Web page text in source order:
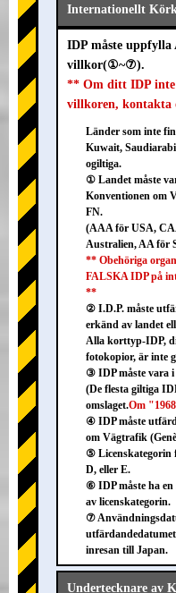
Internationellt
IDP måste
villkor(①~⑦).
** Om ditt IDP
villkoren, kontakta
Länder som inte
Kuwait,
ogiltiga.
① Landet måste
Konventionen om
FN.
(AAA för USA,
Australien, AA för
** Obehöriga
FALSKA IDP på
**
② I.D.P. måste
erkänd av landet
Alla korttyp-IDP,
fotokopior, är inte
③ IDP måste vara
(De flesta giltiga
omslaget.Om
④ IDP måste
om Vägtrafik
⑤ Licenskategorin
D, eller E.
⑥ IDP måste ha en
av licenskategorin.
⑦
inresan till Japan.
Undertecknare av